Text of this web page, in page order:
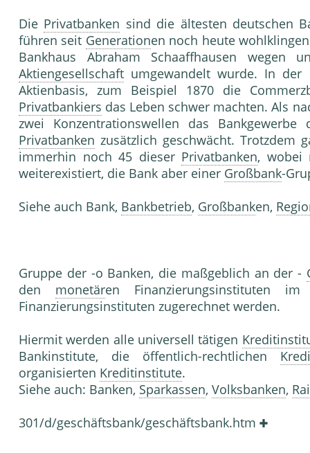
Die Privatbanken sind die ältesten deutschen
führen seit Generationen noch heute
Bankhaus Abraham Schaaffhausen wegen
Aktiengesellschaft umgewandelt wurde. In der
Aktienbasis, zum Beispiel 1870 die
Privatbankiers das Leben schwer machten. Als
zwei Konzentrationswellen das
Privatbanken zusätzlich geschwächt. Trotzdem
immerhin noch 45 dieser Privatbanken, wobei
weiterexistiert, die Bank aber einer Großbank-
Siehe auch Bank, Bankbetrieb, Großbanken,
Gruppe der -o Banken, die maßgeblich an der -
den monetären Finanzierungsinstituten
Finanzierungsinstituten zugerechnet werden.
Hiermit werden alle universell tätigen
Bankinstitute, die öffentlich-rechtlichen
organisierten Kreditinstitute.
Siehe auch: Banken, Sparkassen, Volksbanken,
301/d/geschäftsbank/geschäftsbank.htm